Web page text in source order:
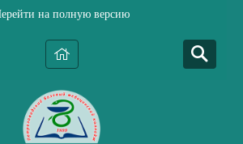
на полную версию